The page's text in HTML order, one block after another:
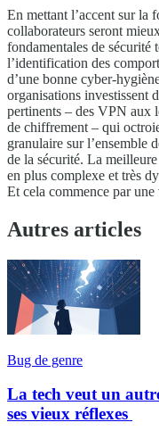
En mettant l’accent sur la
collaborateurs seront
fondamentales de sécurité
l’identification des
d’une bonne cyber-
organisations investissent
pertinents – des VPN aux
de chiffrement – qui
granulaire sur l’ensemble
de la sécurité. La
en plus complexe et très
Et cela commence par
Autres articles
Bug de genre
La tech veut un
ses vieux réflexes